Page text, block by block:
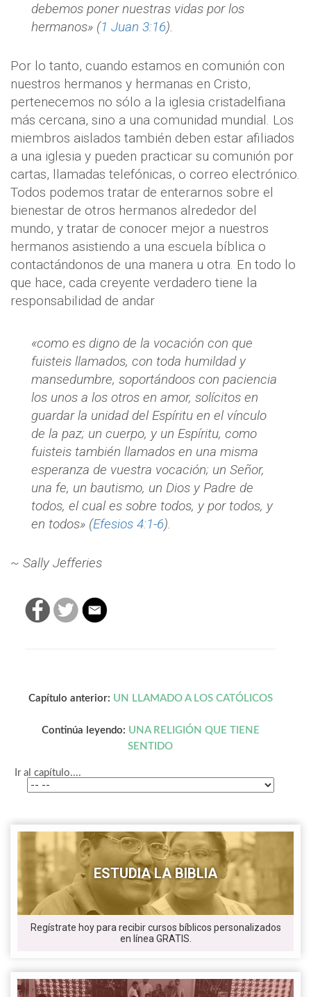
debemos poner nuestras vidas por los
hermanos» (1 Juan 3:16).
Por lo tanto, cuando estamos en comunión con
nuestros hermanos y hermanas en Cristo,
pertenecemos no sólo a la iglesia cristadelfiana
más cercana, sino a una comunidad mundial. Los
miembros aislados también deben estar afiliados
a una iglesia y pueden practicar su comunión por
cartas, llamadas telefónicas, o correo electrónico.
Todos podemos tratar de enterarnos sobre el
bienestar de otros hermanos alrededor del
mundo, y tratar de conocer mejor a nuestros
hermanos asistiendo a una escuela bíblica o
contactándonos de una manera u otra. En todo lo
que hace, cada creyente verdadero tiene la
responsabilidad de andar
«como es digno de la vocación con que
fuisteis llamados, con toda humildad y
mansedumbre, soportándoos con paciencia
los unos a los otros en amor, solícitos en
guardar la unidad del Espíritu en el vínculo
de la paz; un cuerpo, y un Espíritu, como
fuisteis también llamados en una misma
esperanza de vuestra vocación; un Señor,
una fe, un bautismo, un Dios y Padre de
todos, el cual es sobre todos, y por todos, y
en todos» (Efesios 4:1-6).
~ Sally Jefferies
Capítulo anterior: UN LLAMADO A LOS CATÓLICOS
Continúa leyendo: UNA RELIGIÓN QUE TIENE
SENTIDO
Ir al capítulo....
ESTUDIA LA BIBLIA
Regístrate hoy para recibir cursos bíblicos personalizados
en línea GRATIS.